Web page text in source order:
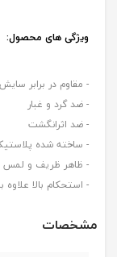
ویژگی های محصول:
- مقاوم در برابر
- ضد گرد و غبار
- ضد اثرانگشت
- ساخته شده
- ظاهر ظریف و لمس
- استحکام بالا علاوه
مشخصات